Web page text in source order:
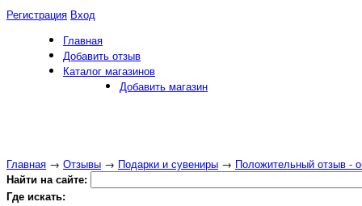
Регистрация Вход
Главная
Добавить отзыв
Каталог магазинов
Добавить магазин
Главная → Отзывы → Подарки и сувениры → Положительный отзыв -
Найти на сайте:
Где искать: